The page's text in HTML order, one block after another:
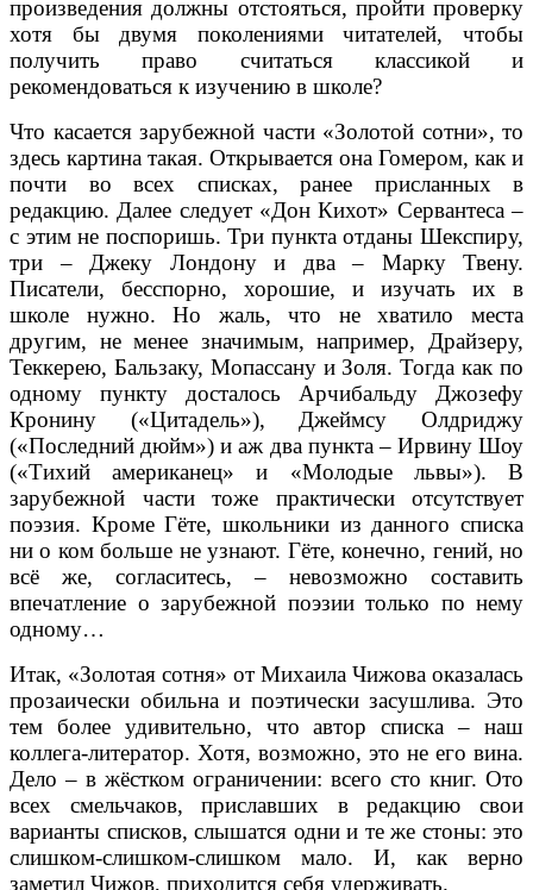
произведения должны отстояться, пройти проверку
хотя бы двумя поколениями читателей, чтобы
получить право считаться классикой и
рекомендоваться к изучению в школе?
Что касается зарубежной части «Золотой сотни», то
здесь картина такая. Открывается она Гомером, как и
почти во всех списках, ранее присланных в
редакцию. Далее следует «Дон Кихот» Сервантеса –
с этим не поспоришь. Три пункта отданы Шекспиру,
три – Джеку Лондону и два – Марку Твену.
Писатели, бесспорно, хорошие, и изучать их в
школе нужно. Но жаль, что не хватило места
другим, не менее значимым, например, Драйзеру,
Теккерею, Бальзаку, Мопассану и Золя. Тогда как по
одному пункту досталось Арчибальду Джозефу
Кронину («Цитадель»), Джеймсу Олдриджу
(«Последний дюйм») и аж два пункта – Ирвину Шоу
(«Тихий американец» и «Молодые львы»). В
зарубежной части тоже практически отсутствует
поэзия. Кроме Гёте, школьники из данного списка
ни о ком больше не узнают. Гёте, конечно, гений, но
всё же, согласитесь, – невозможно составить
впечатление о зарубежной поэзии только по нему
одному…
Итак, «Золотая сотня» от Михаила Чижова оказалась
прозаически обильна и поэтически засушлива. Это
тем более удивительно, что автор списка – наш
коллега-литератор. Хотя, возможно, это не его вина.
Дело – в жёстком ограничении: всего сто книг. Ото
всех смельчаков, приславших в редакцию свои
варианты списков, слышатся одни и те же стоны: это
слишком-слишком-слишком мало. И, как верно
заметил Чижов, приходится себя удерживать.